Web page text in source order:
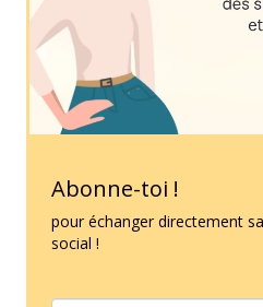
Abonne-toi !
pour échanger directement
social !